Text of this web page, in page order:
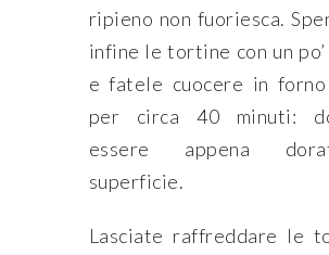
ripieno non fuoriesca.
infine le tortine con un
e fatele cuocere in
per circa 40 minuti:
essere appena
superficie.
Lasciate raffreddare le